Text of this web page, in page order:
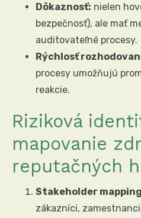
Dôkaznosť: nielen
bezpečnosť), ale mať
auditovateľné procesy.
Rýchlosť
procesy umožňujú
reakcie.
Riziková
mapovanie
reputačných
Stakeholder
zákazníci,